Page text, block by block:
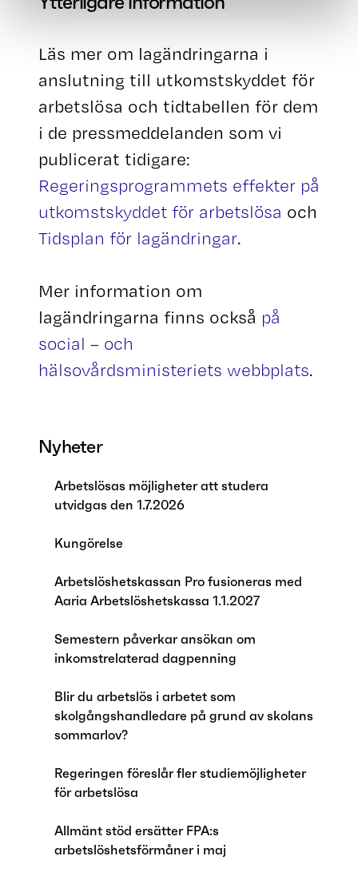
Nyheter
Arbetslösas möjligheter att studera
utvidgas den 1.7.2026
Kungörelse
Arbetslöshetskassan Pro fusioneras med
Aaria Arbetslöshetskassa 1.1.2027
Semestern påverkar ansökan om
inkomstrelaterad dagpenning
Blir du arbetslös i arbetet som
skolgångshandledare på grund av skolans
sommarlov?
Regeringen föreslår fler studiemöjligheter
för arbetslösa
Allmänt stöd ersätter FPA:s
arbetslöshetsförmåner i maj
Läs mer om lagändringarna i
anslutning till utkomstskyddet för
arbetslösa och tidtabellen för dem
i de pressmeddelanden som vi
publicerat tidigare:
Regeringsprogrammets effekter på
utkomstskyddet för arbetslösa och
Tidsplan för lagändringar.
Mer information om
lagändringarna finns också på
social – och
hälsovårdsministeriets webbplats.